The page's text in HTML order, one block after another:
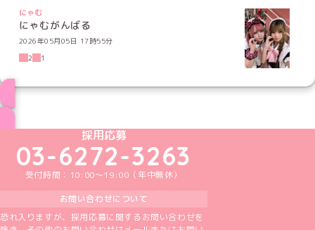
にゃむ
にゃむがんばる
2026年05月05日 17時55分
2
1
めいどりーみんTikTok公式アカウント
めいどりーみんX公式アカウント
めいどりーみんInstagram公式アカウント
めいどりーみんFacebook公式アカウン
めいどりーみんYouTube公式アカ
採用応募
03-6272-3263
受付時間：10:00～19:00（年中無休）
お問い合わせについて
恐れ入りますが、採用応募に関するお問い合わせを